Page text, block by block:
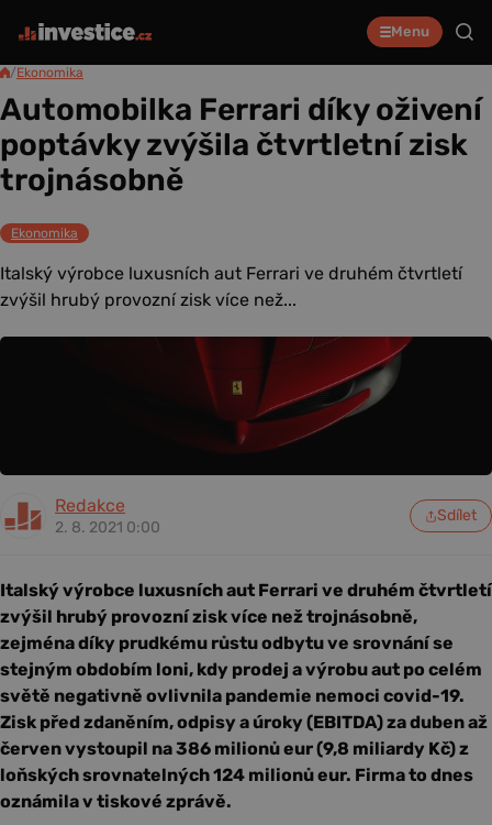
Menu
/Ekonomika
Automobilka Ferrari díky oživení
poptávky zvýšila čtvrtletní zisk
trojnásobně
Ekonomika
Italský výrobce luxusních aut Ferrari ve druhém čtvrtletí
zvýšil hrubý provozní zisk více než...
Redakce
2. 8. 2021 0:00
Sdílet
Italský výrobce luxusních aut Ferrari ve druhém čtvrtletí
zvýšil hrubý provozní zisk více než trojnásobně,
zejména díky prudkému růstu odbytu ve srovnání se
stejným obdobím loni, kdy prodej a výrobu aut po celém
světě negativně ovlivnila pandemie nemoci covid-19.
Zisk před zdaněním, odpisy a úroky (EBITDA) za duben až
červen vystoupil na 386 milionů eur (9,8 miliardy Kč) z
loňských srovnatelných 124 milionů eur. Firma to dnes
oznámila v tiskové zprávě.